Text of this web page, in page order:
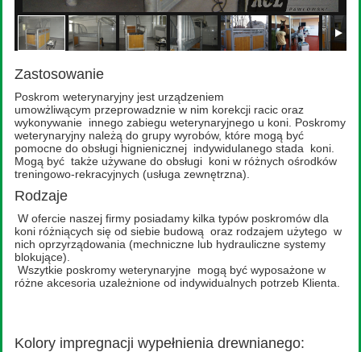
Zastosowanie
Poskrom weterynaryjny jest urządzeniem
umowżliwącym przeprowadznie w nim korekcji racic oraz
wykonywanie innego zabiegu weterynaryjnego u koni. Poskromy
weterynaryjny należą do grupy wyrobów, które mogą być
pomocne do obsługi hignienicznej indywidulanego stada koni.
Mogą być także używane do obsługi koni w różnych ośrodków
treningowo-rekracyjnych (usługa zewnętrzna).
Rodzaje
W ofercie naszej firmy posiadamy kilka typów poskromów dla
koni różniących się od siebie budową oraz rodzajem użytego w
nich oprzyrządowania (mechniczne lub hydrauliczne systemy
blokujące).
Wszytkie poskromy weterynaryjne mogą być wyposażone w
różne akcesoria uzależnione od indywidualnych potrzeb Klienta.
Kolory impregnacji wypełnienia drewnianego: